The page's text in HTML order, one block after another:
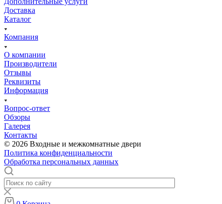
Доставка
Каталог
Компания
О компании
Производители
Отзывы
Реквизиты
Информация
Вопрос-ответ
Обзоры
Галерея
Контакты
© 2026 Входные и межкомнатные двери
Политика конфиденциальности
Обработка персональных данных